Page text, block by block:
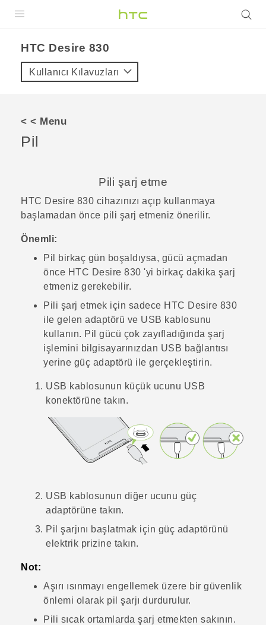
VIVE
VIVERSE
HTC Desire 830‎
Kullanıcı Kılavuzları
< < Menu
Pil
Pili şarj etme
HTC Desire 830 cihazınızı açıp kullanmaya
başlamadan önce pili şarj etmeniz önerilir.
Önemli:
Pil birkaç gün boşaldıysa, gücü açmadan
önce HTC Desire 830 'yi birkaç dakika şarj
etmeniz gerekebilir.
Pili şarj etmek için sadece HTC Desire 830
ile gelen adaptörü ve USB kablosunu
kullanın. Pil gücü çok zayıfladığında şarj
işlemini bilgisayarınızdan USB bağlantısı
yerine güç adaptörü ile gerçekleştirin.
USB kablosunun küçük ucunu USB
konektörüne takın.
USB kablosunun diğer ucunu güç
adaptörüne takın.
Pil şarjını başlatmak için güç adaptörünü
elektrik prizine takın.
Not:
Aşırı ısınmayı engellemek üzere bir güvenlik
önlemi olarak pil şarjı durdurulur.
Pili sıcak ortamlarda şarj etmekten sakının.